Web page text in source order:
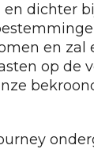
en dichter
en zal
op de